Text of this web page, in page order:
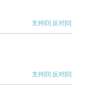
支持[0] 反对[0]
支持[0] 反对[0]